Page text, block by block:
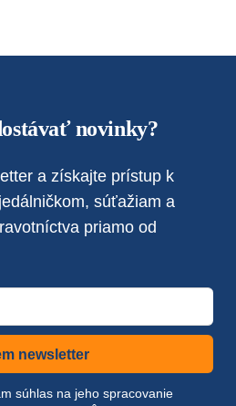
novinky?
a získajte prístup k
súťažiam a
priamo od
newsletter
súhlas na jeho spracovanie